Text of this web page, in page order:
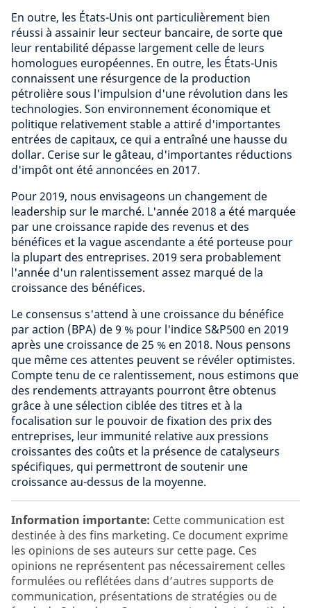
En outre, les États-Unis ont particulièrement bien
réussi à assainir leur secteur bancaire, de sorte que
leur rentabilité dépasse largement celle de leurs
homologues européennes. En outre, les États-Unis
connaissent une résurgence de la production
pétrolière sous l'impulsion d'une révolution dans les
technologies. Son environnement économique et
politique relativement stable a attiré d'importantes
entrées de capitaux, ce qui a entraîné une hausse du
dollar. Cerise sur le gâteau, d'importantes réductions
d'impôt ont été annoncées en 2017.
Pour 2019, nous envisageons un changement de
leadership sur le marché. L'année 2018 a été marquée
par une croissance rapide des revenus et des
bénéfices et la vague ascendante a été porteuse pour
la plupart des entreprises. 2019 sera probablement
l'année d'un ralentissement assez marqué de la
croissance des bénéfices.
Le consensus s'attend à une croissance du bénéfice
par action (BPA) de 9 % pour l'indice S&P500 en 2019
après une croissance de 25 % en 2018. Nous pensons
que même ces attentes peuvent se révéler optimistes.
Compte tenu de ce ralentissement, nous estimons que
des rendements attrayants pourront être obtenus
grâce à une sélection ciblée des titres et à la
focalisation sur le pouvoir de fixation des prix des
entreprises, leur immunité relative aux pressions
croissantes des coûts et la présence de catalyseurs
spécifiques, qui permettront de soutenir une
croissance au-dessus de la moyenne.
Information importante: Cette communication est
destinée à des fins marketing. Ce document exprime
les opinions de ses auteurs sur cette page. Ces
opinions ne représentent pas nécessairement celles
formulées ou reflétées dans d’autres supports de
communication, présentations de stratégies ou de